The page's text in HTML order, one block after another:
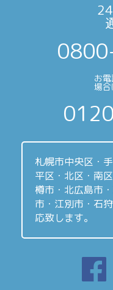
お
場合
札幌市中央区・
平区・北区・南
樽市・北広島市
市・江別市・石
応致します。